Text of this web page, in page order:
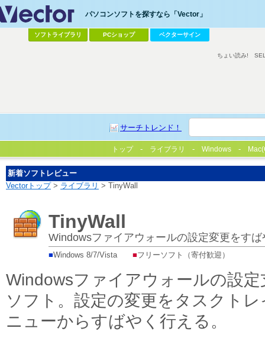
パソコンソフトを探すなら「Vector」
ソフトライブラリ PCショップ ベクターサイン
サーチトレンド！
ちょい読み!
トップ ライブラリ Windows
新着ソフトレビュー
Vectorトップ> ライブラリ > TinyWall
TinyWall
Windowsファイアウォールの設定変更をす
■Windows 8/7/Vista ■フリーソフト（寄付歓迎）
Windowsファイアウォールの設定
ソフト。設定の変更をタスクトレ
ニューからすばやく行える。